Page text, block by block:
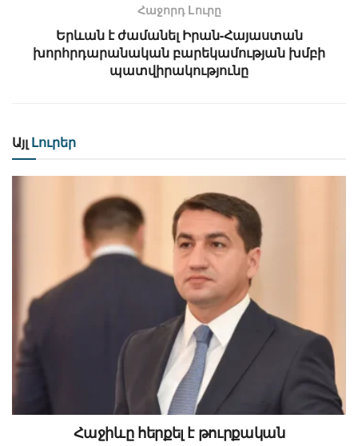
Հաջորդ Lուրը
Երևան է ժամանել Իրան-Հայաստան
խորհրդարանական բարեկամության խմբի
պատվիրակությունը
Այլ Լուրեր
Հաջիևը հերքել է թուրքական